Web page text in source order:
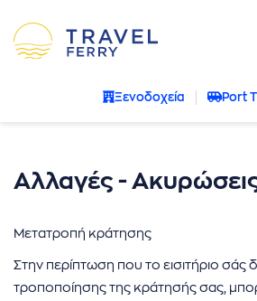
προορισμοί
μας
Ξενοδοχεία Port
Αλλαγές -
Μετατροπή κράτησης
Στην περίπτωση που το εισιτήριο σάς
τροποποίησης της κράτησής σας,